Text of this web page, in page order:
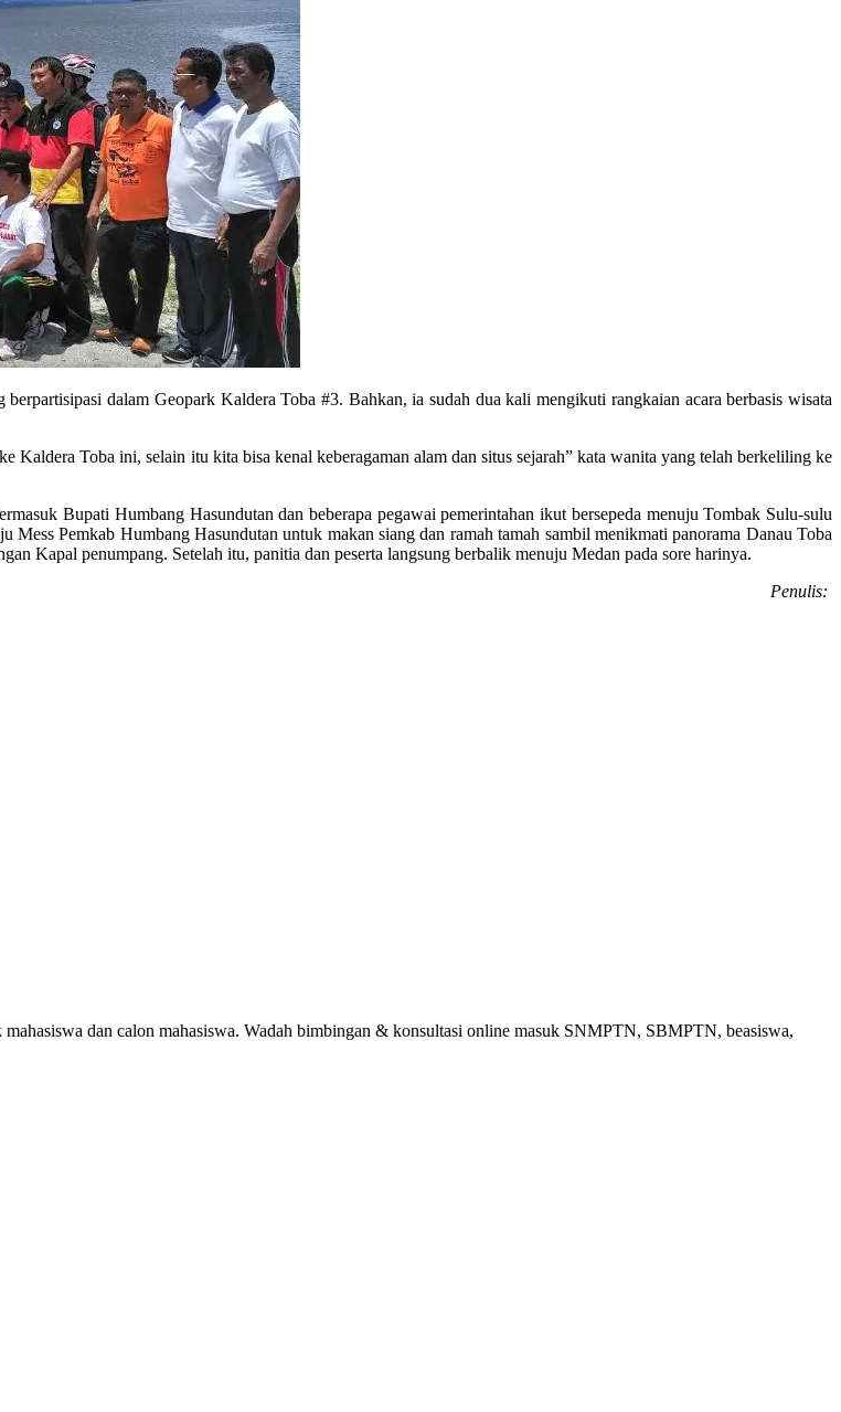
dalam Geopark Kaldera Toba #3. Bahkan, ia sudah dua kali mengikuti rangkaian acara berbasis wisata
Kaldera Toba ini, selain itu kita bisa kenal keberagaman alam dan situs sejarah” kata wanita yang telah berkeliling ke
Bupati Humbang Hasundutan dan beberapa pegawai pemerintahan ikut bersepeda menuju Tombak Sulu-sulu
Pemkab Humbang Hasundutan untuk makan siang dan ramah tamah sambil menikmati panorama Danau Toba
Kapal penumpang. Setelah itu, panitia dan peserta langsung berbalik menuju Medan pada sore harinya.
Penulis:
dan calon mahasiswa. Wadah bimbingan & konsultasi online masuk SNMPTN, SBMPTN, beasiswa,